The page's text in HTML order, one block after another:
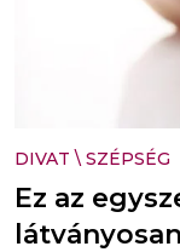
DIVAT \ SZÉPSÉG
Ez az